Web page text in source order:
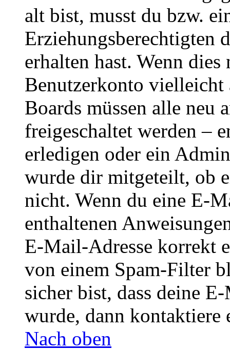
alt bist, musst du bzw.
Erziehungsberechtigten
erhalten hast. Wenn
Benutzerkonto
Boards müssen alle neu
freigeschaltet werden –
erledigen oder ein
wurde dir mitgeteilt, ob
nicht. Wenn du eine E-
enthaltenen
E-Mail-Adresse korrekt
von einem Spam-Filter
sicher bist, dass deine
wurde, dann kontaktiere
Nach oben